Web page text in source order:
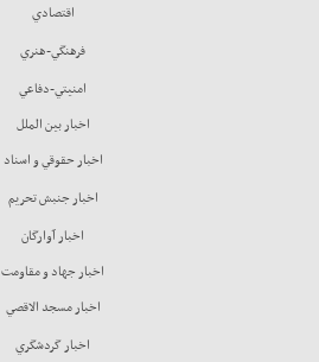
اقتصادي
فرهنگي-هنري
امنيتي-دفاعي
اخبار بين الملل
اخبار حقوقي و اسناد
اخبار جنبش تحريم
اخبار آوارگان
اخبار جهاد و مقاومت
اخبار مسجد الاقصي
اخبار گردشگري